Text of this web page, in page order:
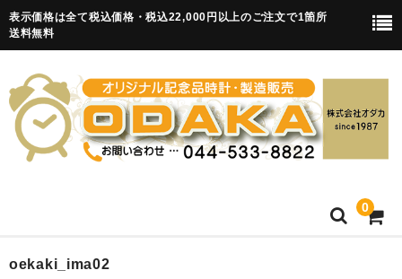
表示価格は全て税込価格・税込22,000円以上のご注文で1箇所
送料無料
0
HOME
oekaki_ima02